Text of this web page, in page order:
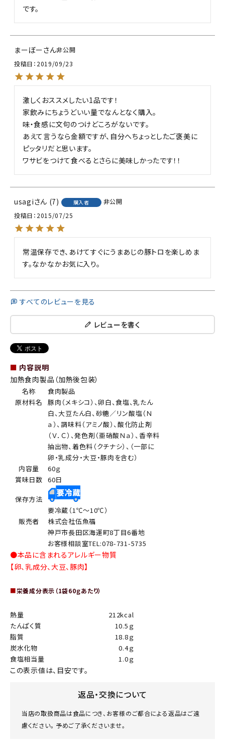
です。
まーぼー
非公開
投稿日 2019/09/23
激しくおススメしたい1品です！
家飲みにちょうどいい量でなんとなく購入。
味・食感に文句のつけどころがないです。
あえて言うなら金額ですが、自分へちょっとしたご褒美に
ピッタリだと思います。
ワサビをつけて食べるとさらに美味しかったです！！
usagi 7 購入者
非公開
投稿日 2015/07/25
常温保存でき、あけてすぐにうまあじの豚トロを楽しめま
す。なかなかお気に入り。
すべてのレビューを見る
レビューを書く
■ 内容説明
加熱食肉製品（加熱後包装）
名称
食肉製品
原材料名
豚肉（メキシコ）、卵白、食塩、乳たん
白、大豆たん白、砂糖／リン酸塩（Ｎ
ａ）、調味料（アミノ酸）、酸化防止剤
（Ｖ．Ｃ）、発色剤（亜硝酸Ｎａ）、香辛料
抽出物、着色料（クチナシ）、（一部に
卵・乳成分・大豆・豚肉を含む）
内容量
60ｇ
賞味日数 60日
保存方法
要冷蔵（1℃～10℃）
販売者
株式会社伍魚福
神戸市長田区海運町8丁目6番地
お客様相談室TEL:078-731-5735
●本品に含まれるアレルギー物質
【卵、乳成分、大豆、豚肉】
■栄養成分表示（1袋60ｇあたり）
熱量
212kcal
たんぱく質
10.5ｇ
脂質
18.8ｇ
炭水化物
0.4ｇ
食塩相当量
1.0ｇ
この表示値は、目安です。
返品・交換について
当店の取扱商品は食品につき、お客様のご都合による返品はご遠
慮ください。 予めご了承くださいませ。